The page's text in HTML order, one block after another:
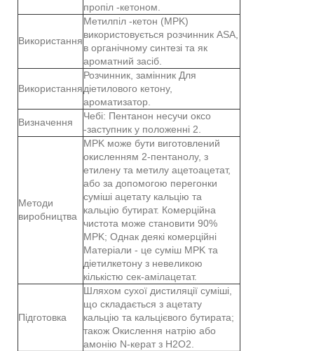
пропіл -кетоном.
Використання
Метилпіл -кетон (MPK)
використовується розчинник ASA,
в органічному синтезі та як
ароматний засіб.
Використання
Розчинник, замінник Для
діетилового кетону,
ароматизатор.
Визначення
Чебі: Пентанон несучи оксо
-заступник у положенні 2.
Методи
виробництва
MPK може бути виготовлений
окисленням 2-пентанолу, з
етилену та метилу ацетоацетат,
або за допомогою перегонки
суміші ацетату кальцію та
кальцію бутират. Комерційна
чистота може становити 90%
MPK; Однак деякі комерційні
Матеріали - це суміш MPK та
діетилкетону з невеликою
кількістю сек-амілацетат.
Підготовка
Шляхом сухої дистиляції суміші,
що складається з ацетату
кальцію та кальцієвого бутирата;
також Окислення натрію або
амонію N-керат з H2O2.